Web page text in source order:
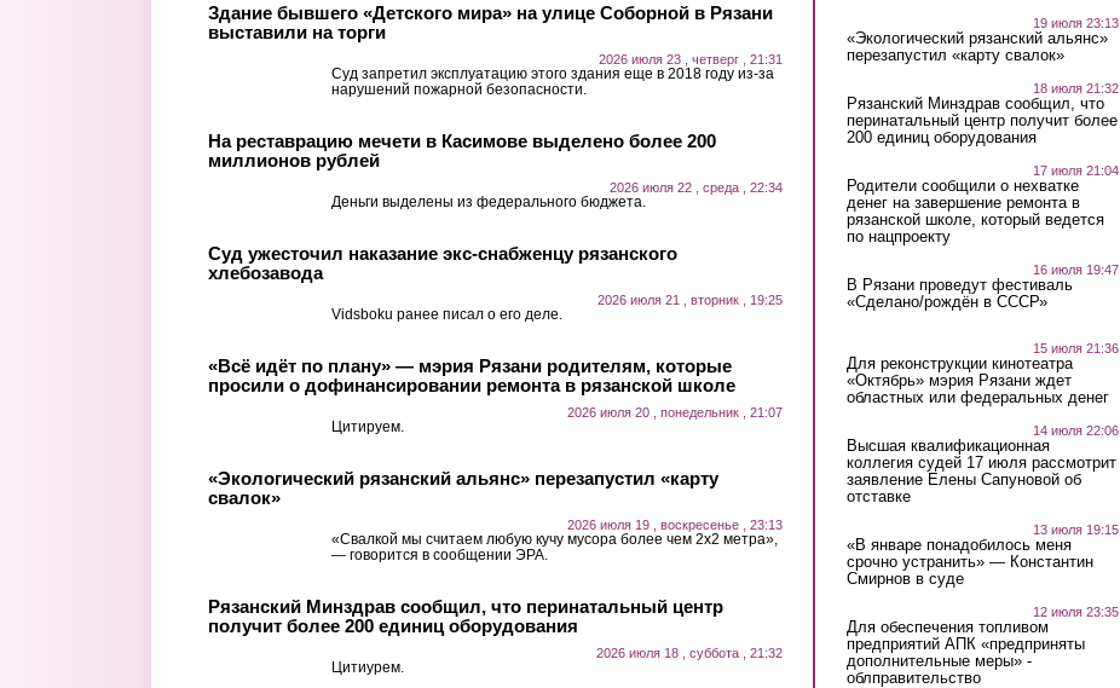
Здание бывшего «Детского мира» на улице Соборной в Рязани
выставили на торги
2026 июля 23 , четверг , 21:31
Суд запретил эксплуатацию этого здания еще в 2018 году из-за
нарушений пожарной безопасности.
На реставрацию мечети в Касимове выделено более 200
миллионов рублей
2026 июля 22 , среда , 22:34
Деньги выделены из федерального бюджета.
Суд ужесточил наказание экс-снабженцу рязанского
хлебозавода
2026 июля 21 , вторник , 19:25
Vidsboku ранее писал о его деле.
«Всё идёт по плану» — мэрия Рязани родителям, которые
просили о дофинансировании ремонта в рязанской школе
2026 июля 20 , понедельник , 21:07
Цитируем.
«Экологический рязанский альянс» перезапустил «карту
свалок»
2026 июля 19 , воскресенье , 23:13
«Свалкой мы считаем любую кучу мусора более чем 2х2 метра»,
— говорится в сообщении ЭРА.
Рязанский Минздрав сообщил, что перинатальный центр
получит более 200 единиц оборудования
2026 июля 18 , суббота , 21:32
Цитиурем.
19 июля 23:13
«Экологический рязанский альянс»
перезапустил «карту свалок»
18 июля 21:32
Рязанский Минздрав сообщил, что
перинатальный центр получит более
200 единиц оборудования
17 июля 21:04
Родители сообщили о нехватке
денег на завершение ремонта в
рязанской школе, который ведется
по нацпроекту
16 июля 19:47
В Рязани проведут фестиваль
«Сделано/рождён в СССР»
15 июля 21:36
Для реконструкции кинотеатра
«Октябрь» мэрия Рязани ждет
областных или федеральных денег
14 июля 22:06
Высшая квалификационная
коллегия судей 17 июля рассмотрит
заявление Елены Сапуновой об
отставке
13 июля 19:15
«В январе понадобилось меня
срочно устранить» — Константин
Смирнов в суде
12 июля 23:35
Для обеспечения топливом
предприятий АПК «предприняты
дополнительные меры» -
облправительство